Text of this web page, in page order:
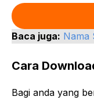
Baca juga: Nama
Cara
Bagi anda yang